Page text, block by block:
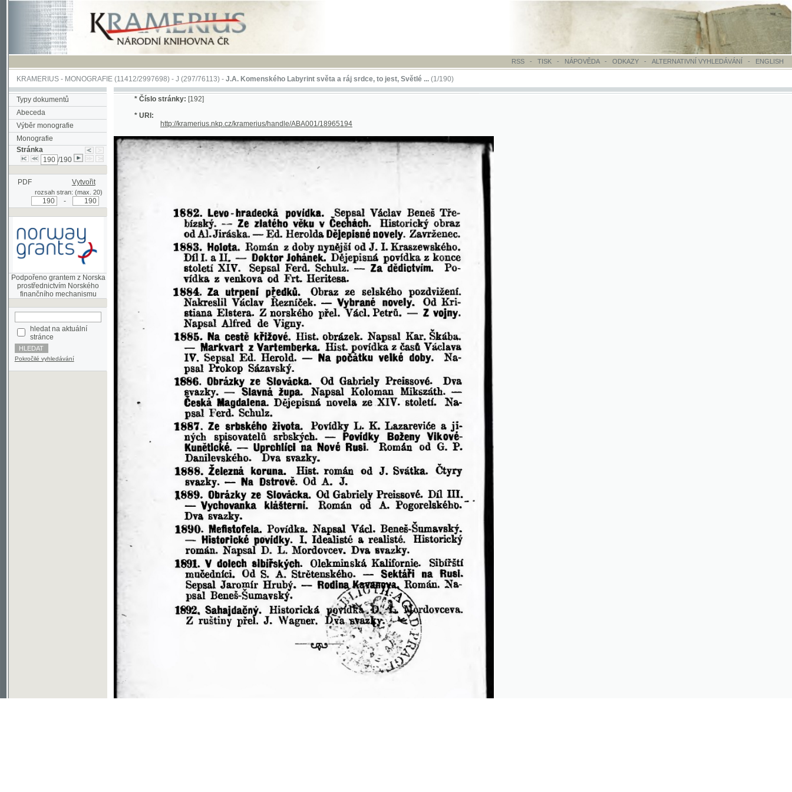
RSS - TISK-NÁPOVĚDA - ODKAZY - ALTERNATIVNÍ VYHLEDÁVÁNÍ- ENGLISH
KRAMERIUS-MONOGRAFIE(11412/2997698) -J (297/76113)-J.A. Komenského Labyrint světa a ráj srdce, to jest, Světlé ...(1/190)
Typy dokumentů
Abeceda
Výběr monografie
Monografie
Stránka
/190
PDF Vytvořit
rozsah stran: (max. 20)
Podpořeno grantem z Norska
prostřednictvím Norského
hledat na aktuální
stránce
Pokročilé vyhledávání
©2003-2010
http://kramerius.nkp.cz/kramerius/handle/ABA001/18965194
Soubor ke stažení ve formátu djvu